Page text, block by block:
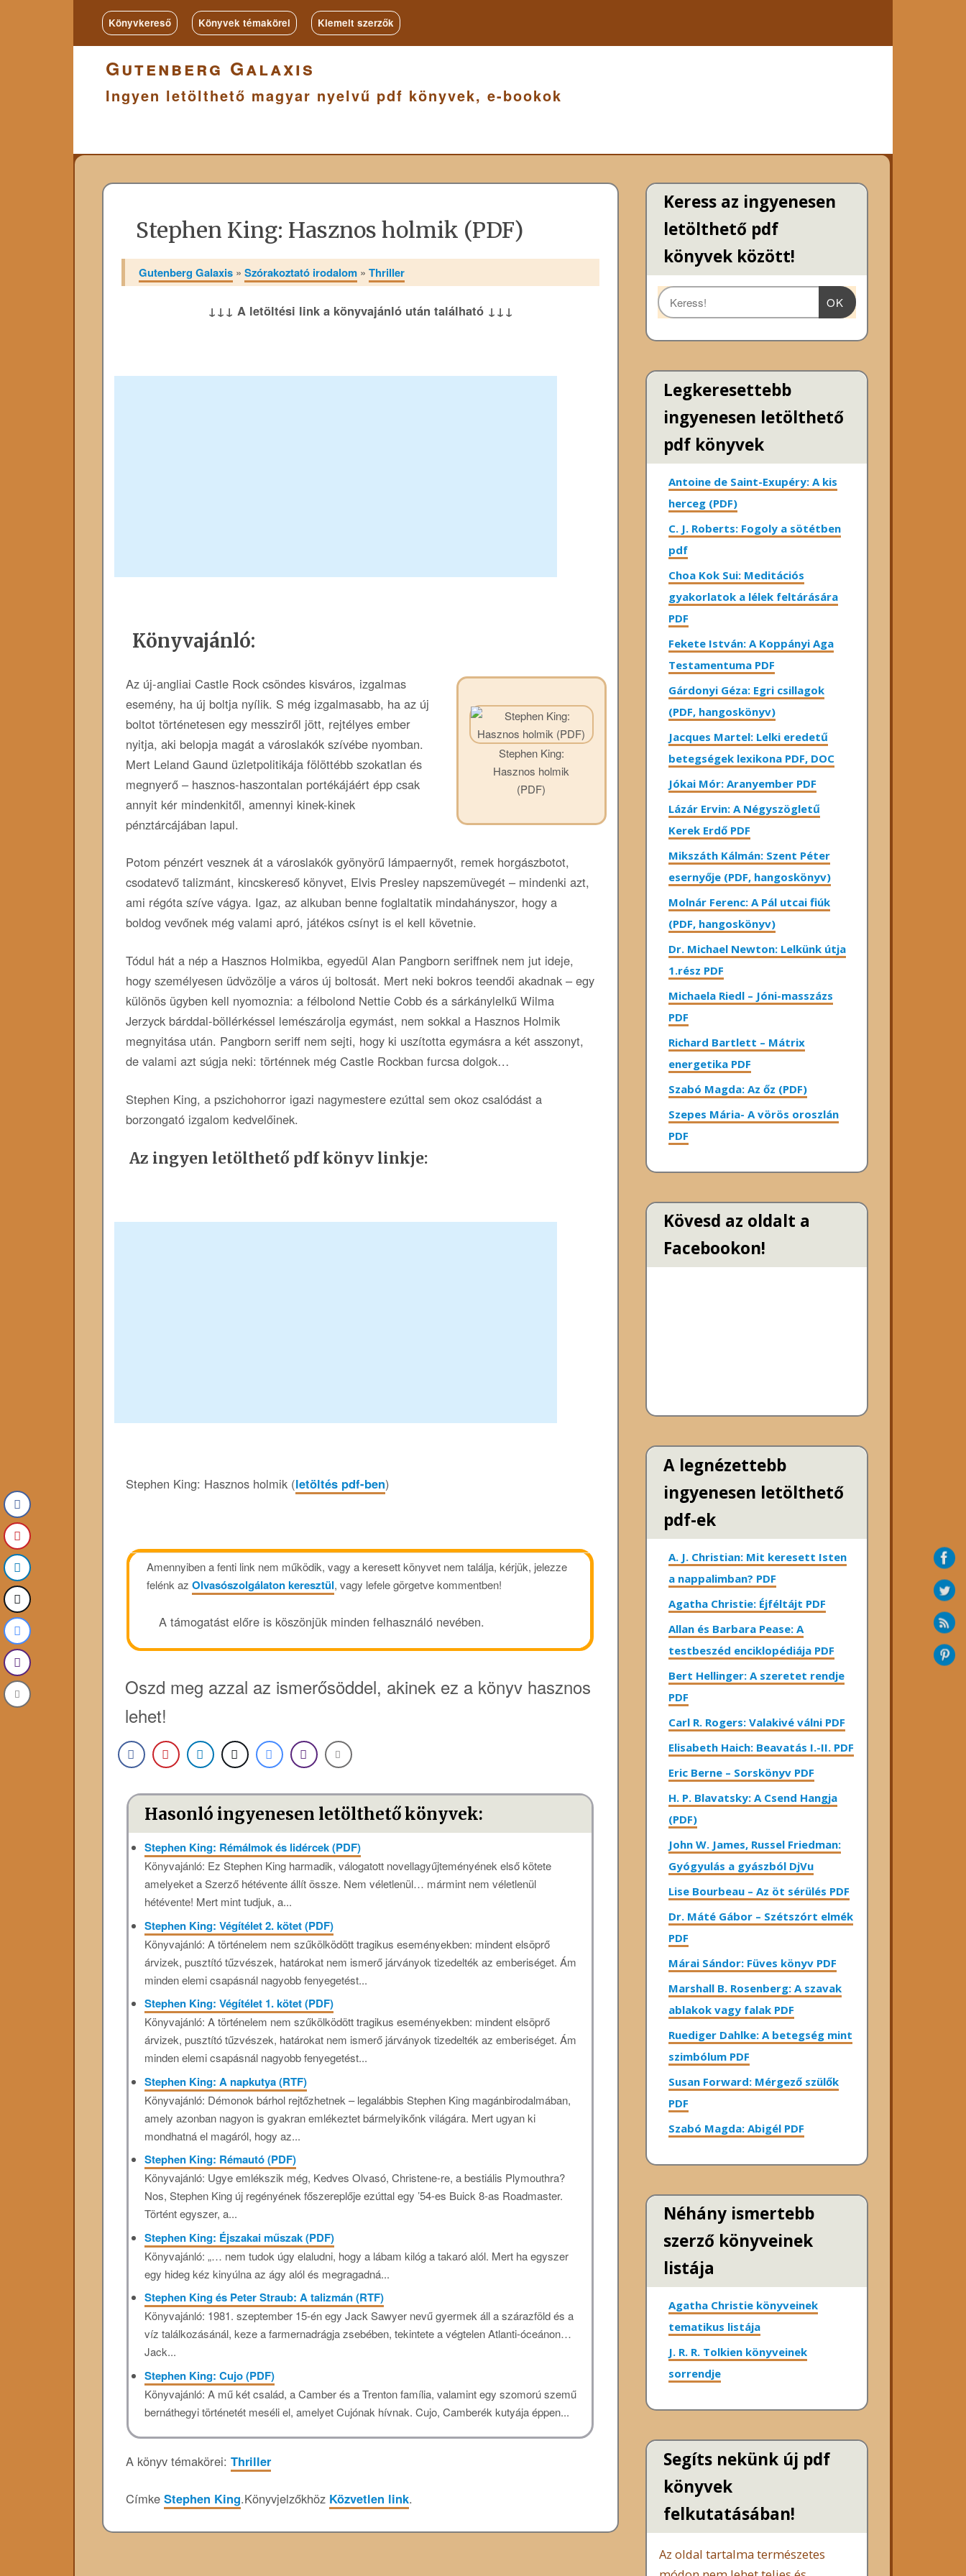
Könyvkereső Könyvek témakörei Kiemelt szerzők
Gutenberg Galaxis
Ingyen letölthető magyar nyelvű pdf könyvek, e-bookok
Stephen King: Hasznos holmik (PDF)
Gutenberg Galaxis »Szórakoztató irodalom »Thriller
↓↓↓ A letöltési link a könyvajánló után található ↓↓↓
Könyvajánló:
Stephen King:
Hasznos holmik
(PDF)
Az új-angliai Castle Rock csöndes kisváros, izgalmas
esemény, ha új boltja nyílik. S még izgalmasabb, ha az új
boltot történetesen egy messziről jött, rejtélyes ember
nyitja, aki belopja magát a városlakók szívébe nyomban.
Mert Leland Gaund üzletpolitikája fölöttébb szokatlan és
megnyerő – hasznos-haszontalan portékájáért épp csak
annyit kér mindenkitől, amennyi kinek-kinek
pénztárcájában lapul.
Potom pénzért vesznek át a városlakók gyönyörű lámpaernyőt, remek horgászbotot,
csodatevő talizmánt, kincskereső könyvet, Elvis Presley napszemüvegét – mindenki azt,
ami régóta szíve vágya. Igaz, az alkuban benne foglaltatik mindahányszor, hogy a
boldog vevőnek még valami apró, játékos csínyt is el kell követnie.
Tódul hát a nép a Hasznos Holmikba, egyedül Alan Pangborn seriffnek nem jut ideje,
hogy személyesen üdvözölje a város új boltosát. Mert neki bokros teendői akadnak – egy
különös ügyben kell nyomoznia: a félbolond Nettie Cobb és a sárkánylelkű Wilma
Jerzyck bárddal-böllérkéssel lemészárolja egymást, nem sokkal a Hasznos Holmik
megnyitása után. Pangborn seriff nem sejti, hogy ki uszította egymásra a két asszonyt,
de valami azt súgja neki: történnek még Castle Rockban furcsa dolgok…
Stephen King, a pszichohorror igazi nagymestere ezúttal sem okoz csalódást a
borzongató izgalom kedvelőinek.
Az ingyen letölthető pdf könyv linkje:
Stephen King: Hasznos holmik (letöltés pdf-ben)
Amennyiben a fenti link nem működik, vagy a keresett könyvet nem találja, kérjük, jelezze
felénk azOlvasószolgálaton keresztül, vagy lefele görgetve kommentben!
A támogatást előre is köszönjük minden felhasználó nevében.
Oszd meg azzal az ismerősöddel, akinek ez a könyv hasznos
lehet!
Hasonló ingyenesen letölthető könyvek:
Stephen King: Rémálmok és lidércek (PDF)
Könyvajánló: Ez Stephen King harmadik, válogatott novellagyűjteményének első kötete
amelyeket a Szerző hétévente állít össze. Nem véletlenül… mármint nem véletlenül
hétévente! Mert mint tudjuk, a...
Stephen King: Végítélet 2. kötet (PDF)
Könyvajánló: A történelem nem szűkölködött tragikus eseményekben: mindent elsöprő
árvizek, pusztító tűzvészek, határokat nem ismerő járványok tizedelték az emberiséget. Ám
minden elemi csapásnál nagyobb fenyegetést...
Stephen King: Végítélet 1. kötet (PDF)
Könyvajánló: A történelem nem szűkölködött tragikus eseményekben: mindent elsöprő
árvizek, pusztító tűzvészek, határokat nem ismerő járványok tizedelték az emberiséget. Ám
minden elemi csapásnál nagyobb fenyegetést...
Stephen King: A napkutya (RTF)
Könyvajánló: Démonok bárhol rejtőzhetnek – legalábbis Stephen King magánbirodalmában,
amely azonban nagyon is gyakran emlékeztet bármelyikőnk világára. Mert ugyan ki
mondhatná el magáról, hogy az...
Stephen King: Rémautó (PDF)
Könyvajánló: Ugye emlékszik még, Kedves Olvasó, Christene-re, a bestiális Plymouthra?
Nos, Stephen King új regényének főszereplője ezúttal egy ’54-es Buick 8-as Roadmaster.
Történt egyszer, a...
Stephen King: Éjszakai műszak (PDF)
Könyvajánló: „… nem tudok úgy elaludni, hogy a lábam kilóg a takaró alól. Mert ha egyszer
egy hideg kéz kinyúlna az ágy alól és megragadná...
Stephen King és Peter Straub: A talizmán (RTF)
Könyvajánló: 1981. szeptember 15-én egy Jack Sawyer nevű gyermek áll a szárazföld és a
víz találkozásánál, keze a farmernadrágja zsebében, tekintete a végtelen Atlanti-óceánon…
Jack...
Stephen King: Cujo (PDF)
Könyvajánló: A mű két család, a Camber és a Trenton família, valamint egy szomorú szemű
bernáthegyi történetét meséli el, amelyet Cujónak hívnak. Cujo, Camberék kutyája éppen...
A könyv témakörei: Thriller
Címke Stephen King.Könyvjelzőkhöz Közvetlen link.
Keress az ingyenesen
letölthető pdf
könyvek között!
OK
Legkeresettebb
ingyenesen letölthető
pdf könyvek
Antoine de Saint-Exupéry: A kis
herceg (PDF)
C. J. Roberts: Fogoly a sötétben
pdf
Choa Kok Sui: Meditációs
gyakorlatok a lélek feltárására
PDF
Fekete István: A Koppányi Aga
Testamentuma PDF
Gárdonyi Géza: Egri csillagok
(PDF, hangoskönyv)
Jacques Martel: Lelki eredetű
betegségek lexikona PDF, DOC
Jókai Mór: Aranyember PDF
Lázár Ervin: A Négyszögletű
Kerek Erdő PDF
Mikszáth Kálmán: Szent Péter
esernyője (PDF, hangoskönyv)
Molnár Ferenc: A Pál utcai fiúk
(PDF, hangoskönyv)
Dr. Michael Newton: Lelkünk útja
1.rész PDF
Michaela Riedl – Jóni-masszázs
PDF
Richard Bartlett – Mátrix
energetika PDF
Szabó Magda: Az őz (PDF)
Szepes Mária- A vörös oroszlán
PDF
Kövesd az oldalt a
Facebookon!
A legnézettebb
ingyenesen letölthető
pdf-ek
A. J. Christian: Mit keresett Isten
a nappalimban? PDF
Agatha Christie: Éjféltájt PDF
Allan és Barbara Pease: A
testbeszéd enciklopédiája PDF
Bert Hellinger: A ​szeretet rendje
PDF
Carl R. Rogers: Valakivé válni PDF
Elisabeth Haich: Beavatás I.-II. PDF
Eric Berne – Sorskönyv PDF
H. P. Blavatsky: A Csend Hangja
(PDF)
John W. James, Russel Friedman:
Gyógyulás a gyászból DjVu
Lise Bourbeau – Az öt sérülés PDF
Dr. Máté Gábor – Szétszórt elmék
PDF
Márai Sándor: Füves könyv PDF
Marshall B. Rosenberg: A szavak
ablakok vagy falak PDF
Ruediger Dahlke: A betegség mint
szimbólum PDF
Susan Forward: Mérgező szülők
PDF
Szabó Magda: Abigél PDF
Néhány ismertebb
szerző könyveinek
listája
Agatha Christie könyveinek
tematikus listája
J. R. R. Tolkien könyveinek
sorrendje
Segíts nekünk új pdf
könyvek
felkutatásában!
Az oldal tartalma természetes